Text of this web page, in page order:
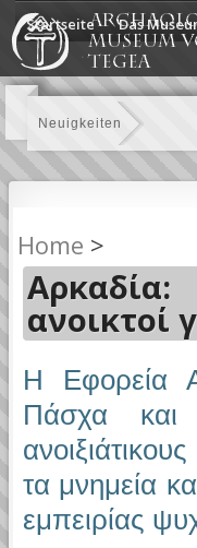
Startseite Das
Neuigkeiten
Home >
Αρκαδία:
ανοικτοί
Η Εφορεία
Πάσχα και
τα μνημεία
εμπειρίας